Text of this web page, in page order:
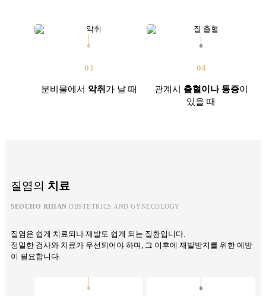
03
분비물에서 악취가 날 때
04
관계시 출혈이나 통증이
있을 때
질염의 치료
SEOCHO RIHAN OBSTETRICS AND GYNECOLOGY
질염은 쉽게 치료되나 재발도 쉽게 되는 질환입니다.
정밀한 검사와 치료가 우선되어야 하며, 그 이후에 재발방지를 위한 예방
이 필요합니다.